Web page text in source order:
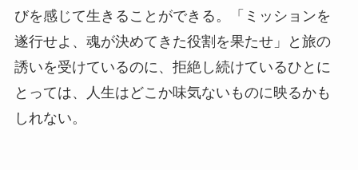
びを感じて生きることができる。「ミッションを
遂行せよ、魂が決めてきた役割を果たせ」と旅の
誘いを受けているのに、拒絶し続けているひとに
とっては、人生はどこか味気ないものに映るかも
しれない。